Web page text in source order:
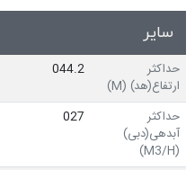
سایر
حداکثر
ارتفاع(هد) (M)
044.2
حداکثر
آبدهی(دبی)
(M3/H)
027